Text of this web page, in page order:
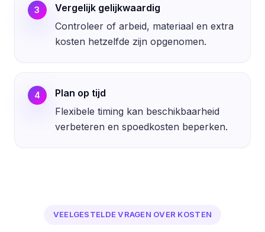
3
Vergelijk gelijkwaardig
Controleer of arbeid, materiaal en extra
kosten hetzelfde zijn opgenomen.
4
Plan op tijd
Flexibele timing kan beschikbaarheid
verbeteren en spoedkosten beperken.
VEELGESTELDE VRAGEN OVER KOSTEN